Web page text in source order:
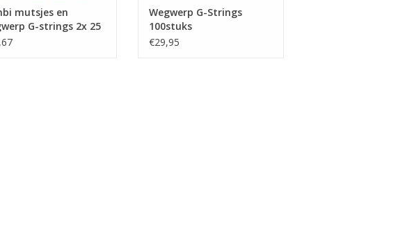
mutsjes en
G-strings 2x 25
Wegwerp G-Strings
100stuks
€29,95